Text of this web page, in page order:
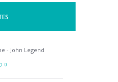
- John Legend
0